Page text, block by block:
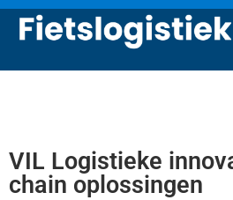
VIL Logistieke
chain oplossingen